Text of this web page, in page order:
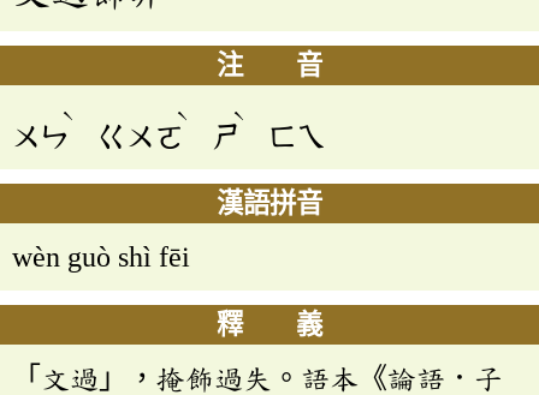
注 音
ㄨㄣ
ˋ
ㄍㄨㄛ
ˋ
ㄕ
ˋ
ㄈㄟ
漢語拼音
wèn guò shì fēi
釋 義
「文過」，掩飾過失。語本《論語．子